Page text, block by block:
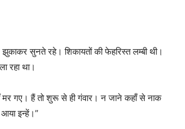
झुकाकर सुनते रहे। शिकायतों की फेहरिस्त लम्बी थी।
रहा था।
मर गए। हैं तो शुरू से ही गंवार। न जाने कहाँ से नाक
इन्हें।”